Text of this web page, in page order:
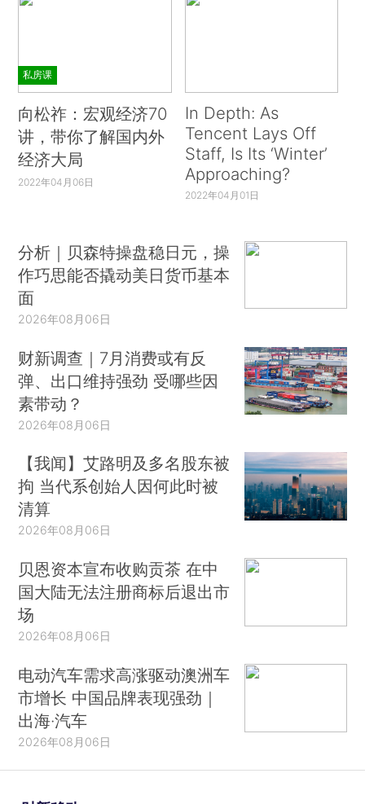
私房课
向松祚：宏观经济70
讲，带你了解国内外
经济大局
2022年04月06日
In Depth: As
Tencent Lays Off
Staff, Is Its ‘Winter’
Approaching?
2022年04月01日
分析｜贝森特操盘稳日元，操
作巧思能否撬动美日货币基本
面
2026年08月06日
财新调查｜7月消费或有反
弹、出口维持强劲 受哪些因
素带动？
2026年08月06日
【我闻】艾路明及多名股东被
拘 当代系创始人因何此时被
清算
2026年08月06日
贝恩资本宣布收购贡茶 在中
国大陆无法注册商标后退出市
场
2026年08月06日
电动汽车需求高涨驱动澳洲车
市增长 中国品牌表现强劲｜
出海·汽车
2026年08月06日